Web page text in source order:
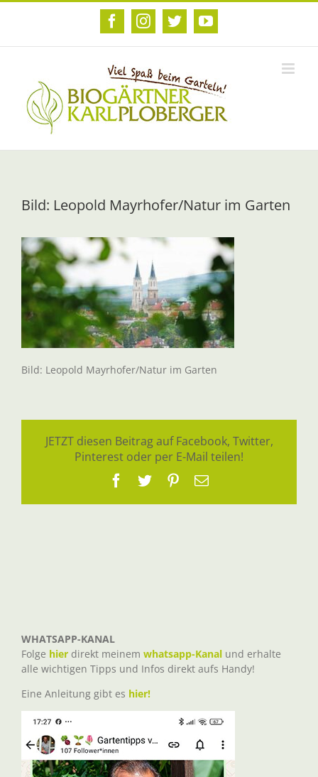
Zum
FacebookInstagram
TwitterYouTube
Bild: Leopold Mayrhofer/Natur im Garten
Bild: Leopold Mayrhofer/Natur im Garten
JETZT diesen Beitrag auf Facebook, Twitter,
Pinterest oder per E-Mail teilen!
Facebook
TwitterPinterest
E-
WHATSAPP-KANAL
Folge hier direkt meinem whatsapp-Kanal und erhalte
alle wichtigen Tipps und Infos direkt aufs Handy!
Eine Anleitung gibt es hier!